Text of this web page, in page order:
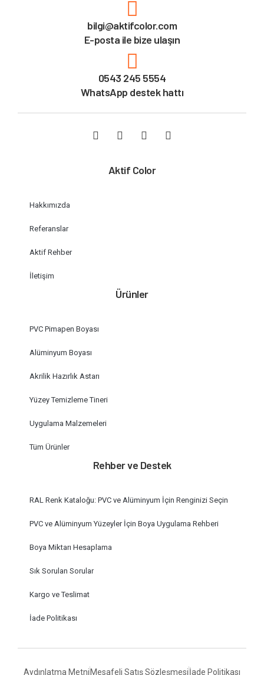
bilgi@aktifcolor.com
E-posta ile bize ulaşın
0543 245 5554
WhatsApp destek hattı
Aktif Color
Hakkımızda
Referanslar
Aktif Rehber
İletişim
Ürünler
PVC Pimapen Boyası
Alüminyum Boyası
Akrilik Hazırlık Astarı
Yüzey Temizleme Tineri
Uygulama Malzemeleri
Tüm Ürünler
Rehber ve Destek
RAL Renk Kataloğu: PVC ve Alüminyum İçin Renginizi Seçin
PVC ve Alüminyum Yüzeyler İçin Boya Uygulama Rehberi
Boya Miktarı Hesaplama
Sık Sorulan Sorular
Kargo ve Teslimat
İade Politikası
Aydınlatma Metni Mesafeli Satış Sözleşmesiİade Politikası